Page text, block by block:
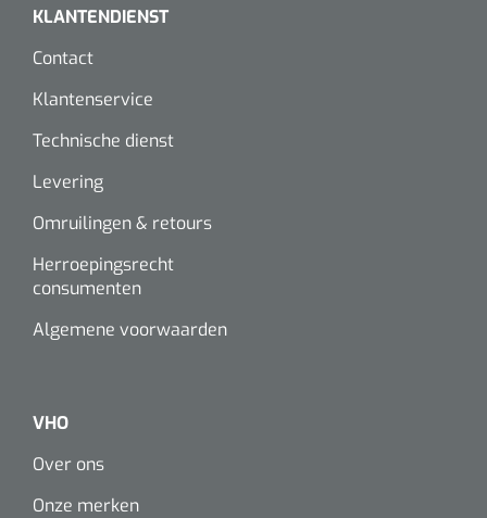
KLANTENDIENST
Contact
Klantenservice
Technische dienst
Levering
Omruilingen & retours
Herroepingsrecht
consumenten
Algemene voorwaarden
VHO
Over ons
Onze merken